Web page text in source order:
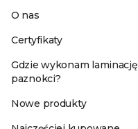
O nas
Certyfikaty
Gdzie wykonam laminację
paznokci?
Nowe produkty